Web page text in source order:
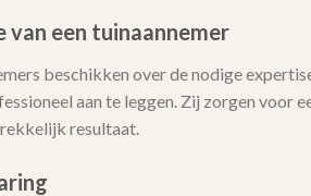
van een tuinaannemer
beschikken over de nodige
aan te leggen. Zij zorgen voor
resultaat.